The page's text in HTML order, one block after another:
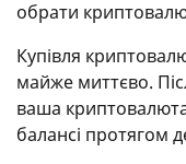
обрати
Купівля
майже миттєво.
ваша
балансі протягом